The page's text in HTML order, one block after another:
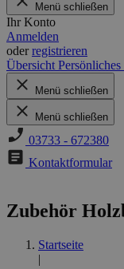
Menü schließen
Ihr Konto
Anmelden
oderregistrieren
Übersicht
Menü schließen
Menü schließen
03733 - 672380
Kontaktformular
Zubehör
Startseite
|